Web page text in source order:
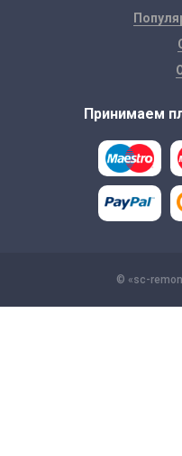
Принимаем
© «sc-